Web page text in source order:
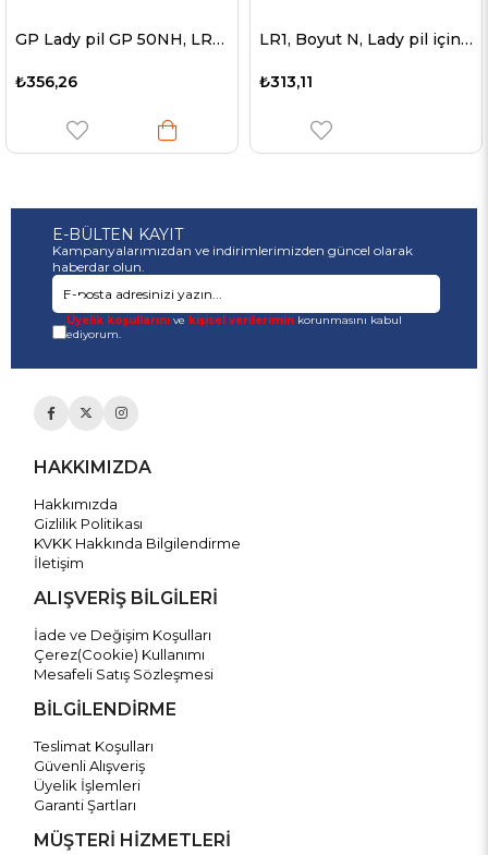
GP Lady pil GP 50NH, LR1, LF Z ile Boyut N NiMH pil 500mAh
₺356,26
LR1, Boyut N, Lady pil için AccuCell Lady şarj / deşarj adaptörü
₺313,11
E-BÜLTEN KAYIT
Kampanyalarımızdan ve indirimlerimizden güncel olarak
haberdar olun.
Üyelik koşullarınıve kişisel verileriminkorunmasını kabul
ediyorum.
HAKKIMIZDA
Hakkımızda
Gizlilik Politikası
KVKK Hakkında Bilgilendirme
İletişim
ALIŞVERİŞ BİLGİLERİ
İade ve Değişim Koşulları
Çerez(Cookie) Kullanımı
Mesafeli Satış Sözleşmesi
BİLGİLENDİRME
Teslimat Koşulları
Güvenli Alışveriş
Üyelik İşlemleri
Garanti Şartları
MÜŞTERİ HİZMETLERİ